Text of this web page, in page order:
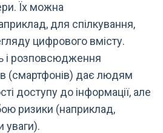
Їх можна
для спілкування,
цифрового вмісту.
і розповсюдження
(смартфонів) дає людям
доступу до інформації, але
ризики (наприклад,
уваги).